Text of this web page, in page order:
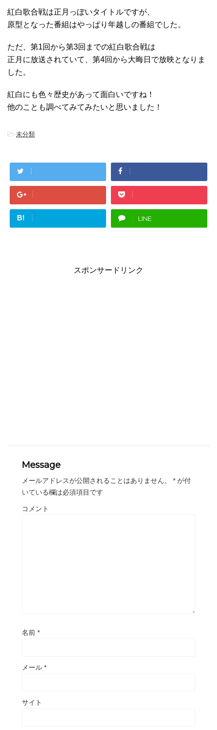
紅白歌合戦は正月っぽいタイトルですが、
原型となった番組はやっぱり年越しの番組でした。
ただ、第1回から第3回までの紅白歌合戦は
正月に放送されていて、第4回から大晦日で放映となりま
した。
紅白にも色々歴史があって面白いですね！
他のことも調べてみてみたいと思いました！
-未分類
B! LINE
スポンサードリンク
Message
メールアドレスが公開されることはありません。 * が付
いている欄は必須項目です
コメント
名前 *
メール *
サイト